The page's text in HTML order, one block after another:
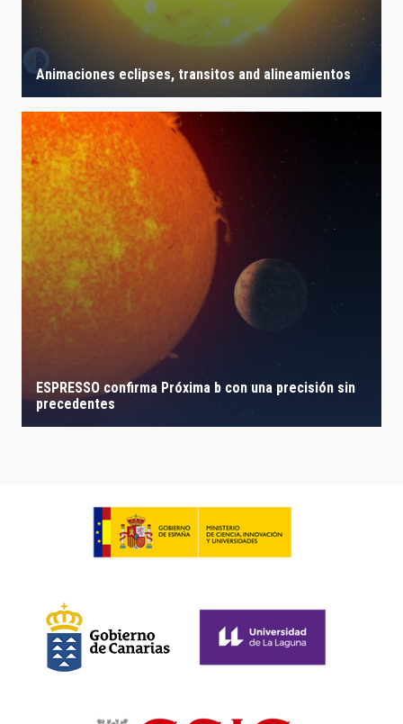
Animaciones eclipses, transitos and alineamientos
ESPRESSO confirma Próxima b con una precisión sin
precedentes